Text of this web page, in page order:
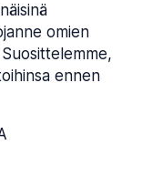
omien
ennen